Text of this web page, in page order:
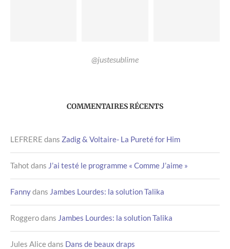
@justesublime
COMMENTAIRES RÉCENTS
LEFRERE dans Zadig & Voltaire- La Pureté for Him
Tahot dans J’ai testé le programme « Comme J’aime »
Fannydans Jambes Lourdes: la solution Talika
Roggerodans Jambes Lourdes: la solution Talika
Jules Alicedans Dans de beaux draps